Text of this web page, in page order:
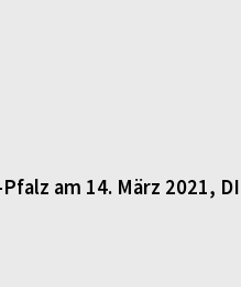
am 14. März 2021,